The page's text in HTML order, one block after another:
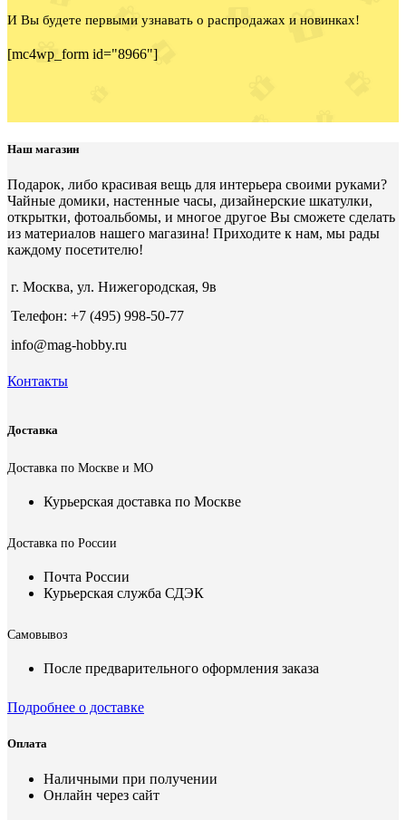
И Вы будете первыми узнавать о распродажах и новинках!
[mc4wp_form id="8966"]
Наш магазин
Подарок, либо красивая вещь для интерьера своими руками?
Чайные домики, настенные часы, дизайнерские шкатулки,
открытки, фотоальбомы, и многое другое Вы сможете сделать
из материалов нашего магазина! Приходите к нам, мы рады
каждому посетителю!
г. Москва, ул. Нижегородская, 9в
Телефон: +7 (495) 998-50-77
info@mag-hobby.ru
Контакты
Доставка
Доставка по Москве и МО
Курьерская доставка по Москве
Доставка по России
Почта России
Курьерская служба СДЭК
Самовывоз
После предварительного оформления заказа
Подробнее о доставке
Оплата
Наличными при получении
Онлайн через сайт